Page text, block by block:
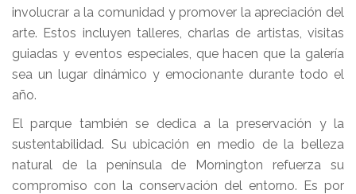
involucrar a la comunidad y promover la apreciación del
arte. Estos incluyen talleres, charlas de artistas, visitas
guiadas y eventos especiales, que hacen que la galería
sea un lugar dinámico y emocionante durante todo el
año.
El parque también se dedica a la preservación y la
sustentabilidad. Su ubicación en medio de la belleza
natural de la península de Mornington refuerza su
compromiso con la conservación del entorno. Es por